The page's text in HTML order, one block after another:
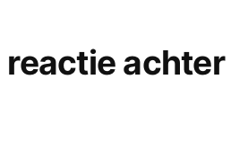
reactie achter